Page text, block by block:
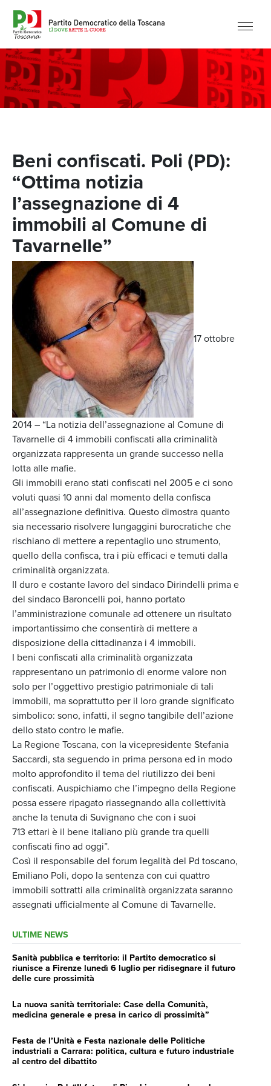
Beni confiscati. Poli (PD):
“Ottima notizia
l’assegnazione di 4
immobili al Comune di
Tavarnelle”
17 ottobre
2014 – “La notizia dell’assegnazione al Comune di
Tavarnelle di 4 immobili confiscati alla criminalità
organizzata rappresenta un grande successo nella
lotta alle mafie.
Gli immobili erano stati confiscati nel 2005 e ci sono
voluti quasi 10 anni dal momento della confisca
all’assegnazione definitiva. Questo dimostra quanto
sia necessario risolvere lungaggini burocratiche che
rischiano di mettere a repentaglio uno strumento,
quello della confisca, tra i più efficaci e temuti dalla
criminalità organizzata.
Il duro e costante lavoro del sindaco Dirindelli prima e
del sindaco Baroncelli poi, hanno portato
l’amministrazione comunale ad ottenere un risultato
importantissimo che consentirà di mettere a
disposizione della cittadinanza i 4 immobili.
I beni confiscati alla criminalità organizzata
rappresentano un patrimonio di enorme valore non
solo per l’oggettivo prestigio patrimoniale di tali
immobili, ma soprattutto per il loro grande significato
simbolico: sono, infatti, il segno tangibile dell’azione
dello stato contro le mafie.
La Regione Toscana, con la vicepresidente Stefania
Saccardi, sta seguendo in prima persona ed in modo
molto approfondito il tema del riutilizzo dei beni
confiscati. Auspichiamo che l’impegno della Regione
possa essere ripagato riassegnando alla collettività
anche la tenuta di Suvignano che con i suoi
713 ettari è il bene italiano più grande tra quelli
confiscati fino ad oggi”.
Così il responsabile del forum legalità del Pd toscano,
Emiliano Poli, dopo la sentenza con cui quattro
immobili sottratti alla criminalità organizzata saranno
assegnati ufficialmente al Comune di Tavarnelle.
ULTIME NEWS
Sanità pubblica e territorio: il Partito democratico si
riunisce a Firenze lunedì 6 luglio per ridisegnare il futuro
delle cure prossimità
La nuova sanità territoriale: Case della Comunità,
medicina generale e presa in carico di prossimità”
Festa de l’Unità e Festa nazionale delle Politiche
industriali a Carrara: politica, cultura e futuro industriale
al centro del dibattito